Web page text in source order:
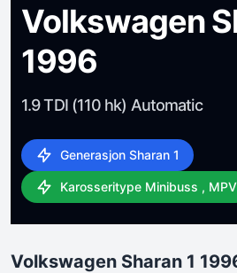
Volkswagen
1996
1.9 TDI (110 hk) Automatic
Generasjon Sharan 1
Karosseritype Minibuss , MPV
Volkswagen Sharan 1